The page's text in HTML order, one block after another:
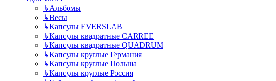
↳Альбомы
↳Весы
↳Капсулы EVERSLAB
↳Капсулы квадратные CARREE
↳Капсулы квадратные QUADRUM
↳Капсулы круглые Германия
↳Капсулы круглые Польша
↳Капсулы круглые Россия